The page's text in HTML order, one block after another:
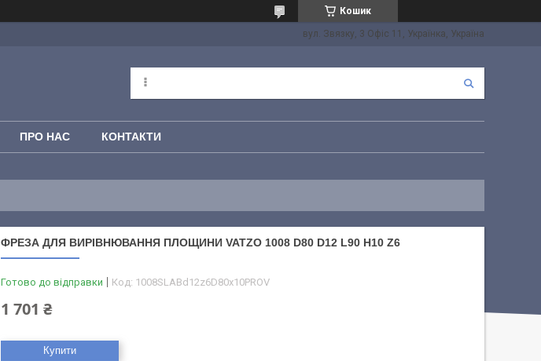
Кошик
вул. Звязку, 3 Офіс 11, Українка, Україна
ПРО НАС КОНТАКТИ
ФРЕЗА ДЛЯ ВИРІВНЮВАННЯ ПЛОЩИНИ VATZO 1008 D80 D12 L90 H10 Z6
Готово до відправки Код: 1008SLABd12z6D80x10PROV
1 701 ₴
Купити